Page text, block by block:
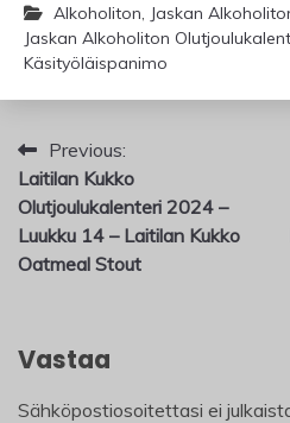
Alkoholiton, Jaskan
Jaskan Alkoholiton
Käsityöläispanimo
Artikkelien
selaus
Previous:
Laitilan Kukko
Olutjoulukalenteri 2024 –
Luukku 14 – Laitilan Kukko
Oatmeal Stout
Vastaa
Sähköpostiosoitettasi ei